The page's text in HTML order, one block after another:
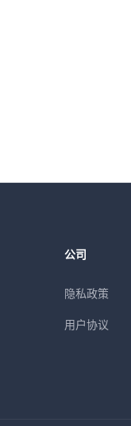
公司
隐私政策
用户协议